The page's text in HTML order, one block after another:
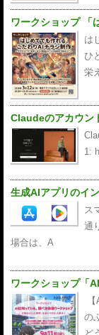
ワークショップ 「
は
ひ
栄
Claudeのアカウン
1:
生成AIアプリのイ
ス
通
場合は、A
ワークショップ「
の